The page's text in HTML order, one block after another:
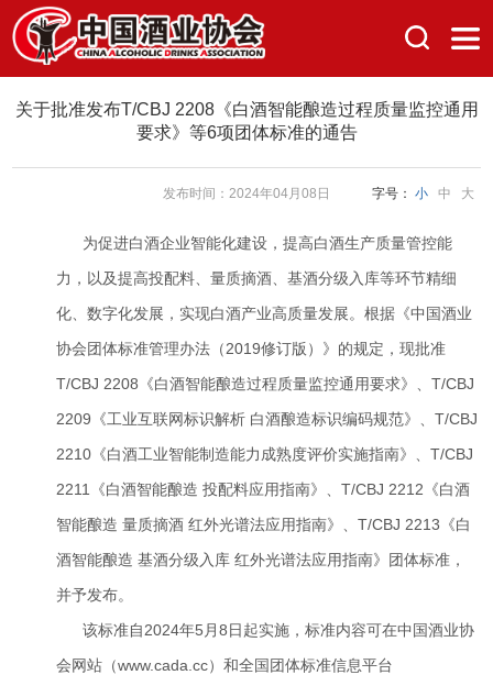
关于批准发布T/CBJ 2208《白酒智能酿造过程质量监控通用
要求》等6项团体标准的通告
发布时间：2024年04月08日 字号： 小 中 大
为促进白酒企业智能化建设，提高白酒生产质量管控能
力，以及提高投配料、量质摘酒、基酒分级入库等环节精细
化、数字化发展，实现白酒产业高质量发展。根据《中国酒业
协会团体标准管理办法（2019修订版）》的规定，现批准
T/CBJ 2208《白酒智能酿造过程质量监控通用要求》、T/CBJ
2209《工业互联网标识解析 白酒酿造标识编码规范》、T/CBJ
2210《白酒工业智能制造能力成熟度评价实施指南》、T/CBJ
2211《白酒智能酿造 投配料应用指南》、T/CBJ 2212《白酒
智能酿造 量质摘酒 红外光谱法应用指南》、T/CBJ 2213《白
酒智能酿造 基酒分级入库 红外光谱法应用指南》团体标准，
并予发布。
该标准自2024年5月8日起实施，标准内容可在中国酒业协
会网站（www.cada.cc）和全国团体标准信息平台